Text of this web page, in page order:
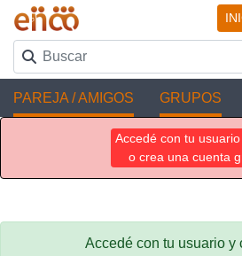
PAREJA / AMIGOS GRUPOS
Accedé con tu
o crea una cuenta
Accedé con tu usuario y